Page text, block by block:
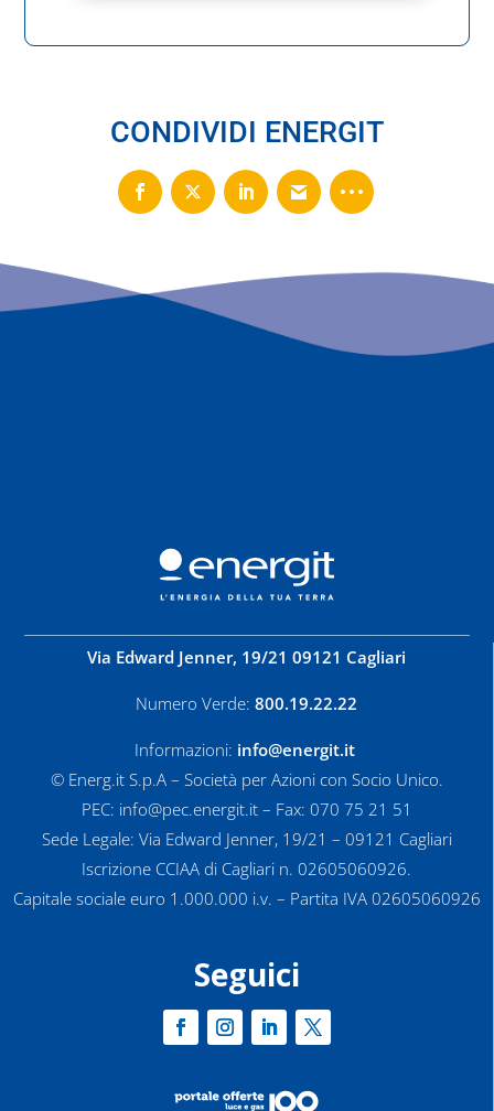
CONDIVIDI ENERGIT
Via Edward Jenner, 19/21 09121 Cagliari
Numero Verde: 800.19.22.22
Informazioni: info@energit.it
© Energ.it S.p.A – Società per Azioni con Socio Unico.
PEC: info@pec.energit.it – Fax: 070 75 21 51
Sede Legale: Via Edward Jenner, 19/21 – 09121 Cagliari
Iscrizione CCIAA di Cagliari n. 02605060926.
Capitale sociale euro 1.000.000 i.v. – Partita IVA 02605060926
Seguici